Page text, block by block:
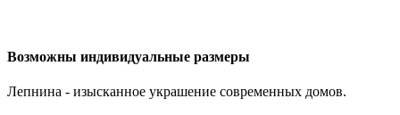
Возможны индивидуальные размеры
Лепнина - изысканное украшение современных домов.